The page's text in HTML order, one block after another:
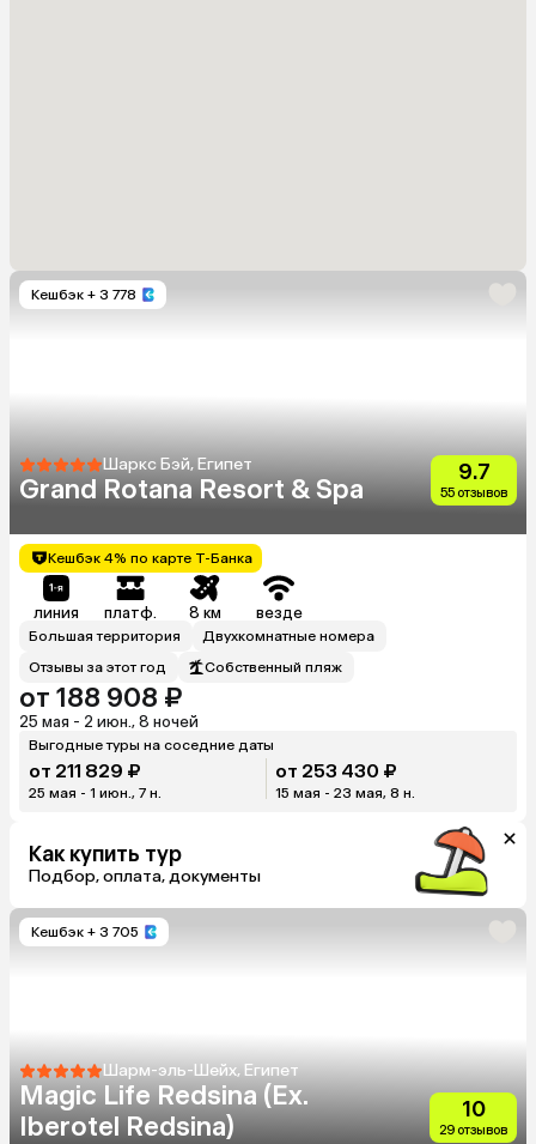
Кешбэк + 3 778
Шаркс Бэй, Египет
Grand Rotana Resort & Spa
9.7
55 отзывов
Кешбэк 4% по карте Т-Банка
линия платф. 8 км везде
Большая территория
Двухкомнатные номера
Отзывы за этот год
Собственный пляж
от 188 908 ₽
25 мая - 2 июн., 8 ночей
Выгодные туры на соседние даты
от 211 829 ₽
25 мая - 1 июн., 7 н.
от 253 430 ₽
15 мая - 23 мая, 8 н.
Как купить тур
Подбор, оплата, документы
Кешбэк + 3 705
Шарм-эль-Шейх, Египет
Magic Life Redsina (Ex.
Iberotel Redsina)
10
29 отзывов